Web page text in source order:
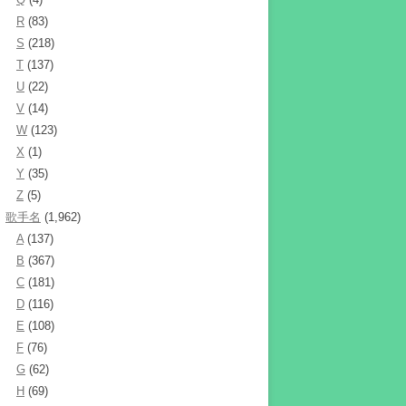
R (83)
S (218)
T (137)
U (22)
V (14)
W (123)
X (1)
Y (35)
Z (5)
歌手名 (1,962)
A(137)
B (367)
C (181)
D (116)
E (108)
F (76)
G (62)
H (69)